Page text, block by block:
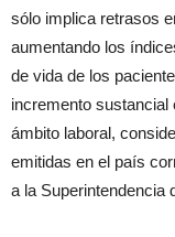
sólo implica retrasos
aumentando los
de vida de los
incremento sustancial
ámbito laboral,
emitidas en el país
a la Superintendencia